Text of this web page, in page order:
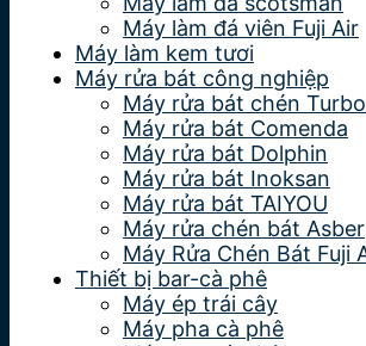
Máy làm đá viên Fuji Air
Máy làm kem tươi
Máy rửa bát công nghiệp
Máy rửa bát chén
Máy rửa bát Comenda
Máy rửa bát Dolphin
Máy rửa bát Inoksan
Máy rửa bát TAIYOU
Máy rửa chén bát Asber
Máy Rửa Chén Bát Fuji
Thiết bị bar-cà phê
Máy ép trái cây
Máy pha cà phê